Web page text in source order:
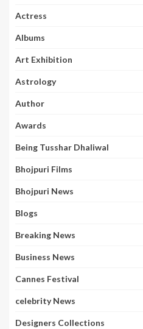
Actress
Albums
Art Exhibition
Astrology
Author
Awards
Being Tusshar Dhaliwal
Bhojpuri Films
Bhojpuri News
Blogs
Breaking News
Business News
Cannes Festival
celebrity News
Designers Collections